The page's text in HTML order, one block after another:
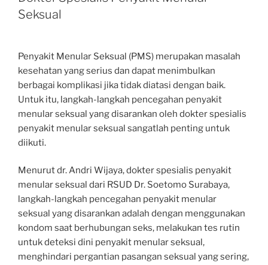
Seksual
Penyakit Menular Seksual (PMS) merupakan masalah
kesehatan yang serius dan dapat menimbulkan
berbagai komplikasi jika tidak diatasi dengan baik.
Untuk itu, langkah-langkah pencegahan penyakit
menular seksual yang disarankan oleh dokter spesialis
penyakit menular seksual sangatlah penting untuk
diikuti.
Menurut dr. Andri Wijaya, dokter spesialis penyakit
menular seksual dari RSUD Dr. Soetomo Surabaya,
langkah-langkah pencegahan penyakit menular
seksual yang disarankan adalah dengan menggunakan
kondom saat berhubungan seks, melakukan tes rutin
untuk deteksi dini penyakit menular seksual,
menghindari pergantian pasangan seksual yang sering,